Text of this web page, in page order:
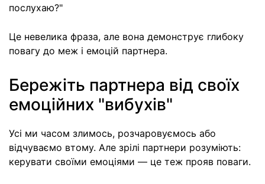
послухаю?"
Це невелика фраза, але вона демонструє глибоку
повагу до меж і емоцій партнера.
Бережіть партнера від своїх
емоційних "вибухів"
Усі ми часом злимось, розчаровуємось або
відчуваємо втому. Але зрілі партнери розуміють:
керувати своїми емоціями — це теж прояв поваги.